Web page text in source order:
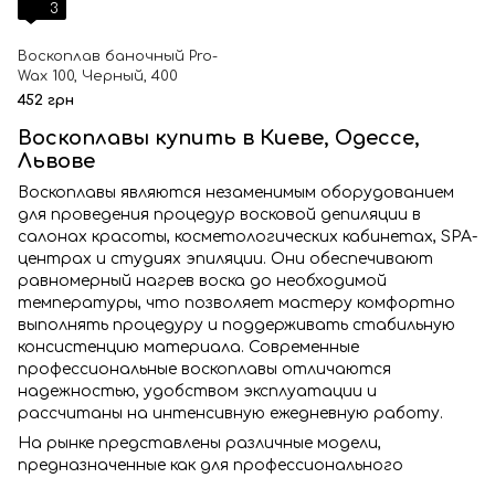
3
Воскоплав баночный Pro-
Wax 100, Черный, 400
452 грн
Воскоплавы купить в Киеве, Одессе,
Львове
Воскоплавы являются незаменимым оборудованием
для проведения процедур восковой депиляции в
салонах красоты, косметологических кабинетах, SPA-
центрах и студиях эпиляции. Они обеспечивают
равномерный нагрев воска до необходимой
температуры, что позволяет мастеру комфортно
выполнять процедуру и поддерживать стабильную
консистенцию материала. Современные
профессиональные воскоплавы отличаются
надежностью, удобством эксплуатации и
рассчитаны на интенсивную ежедневную работу.
На рынке представлены различные модели,
предназначенные как для профессионального